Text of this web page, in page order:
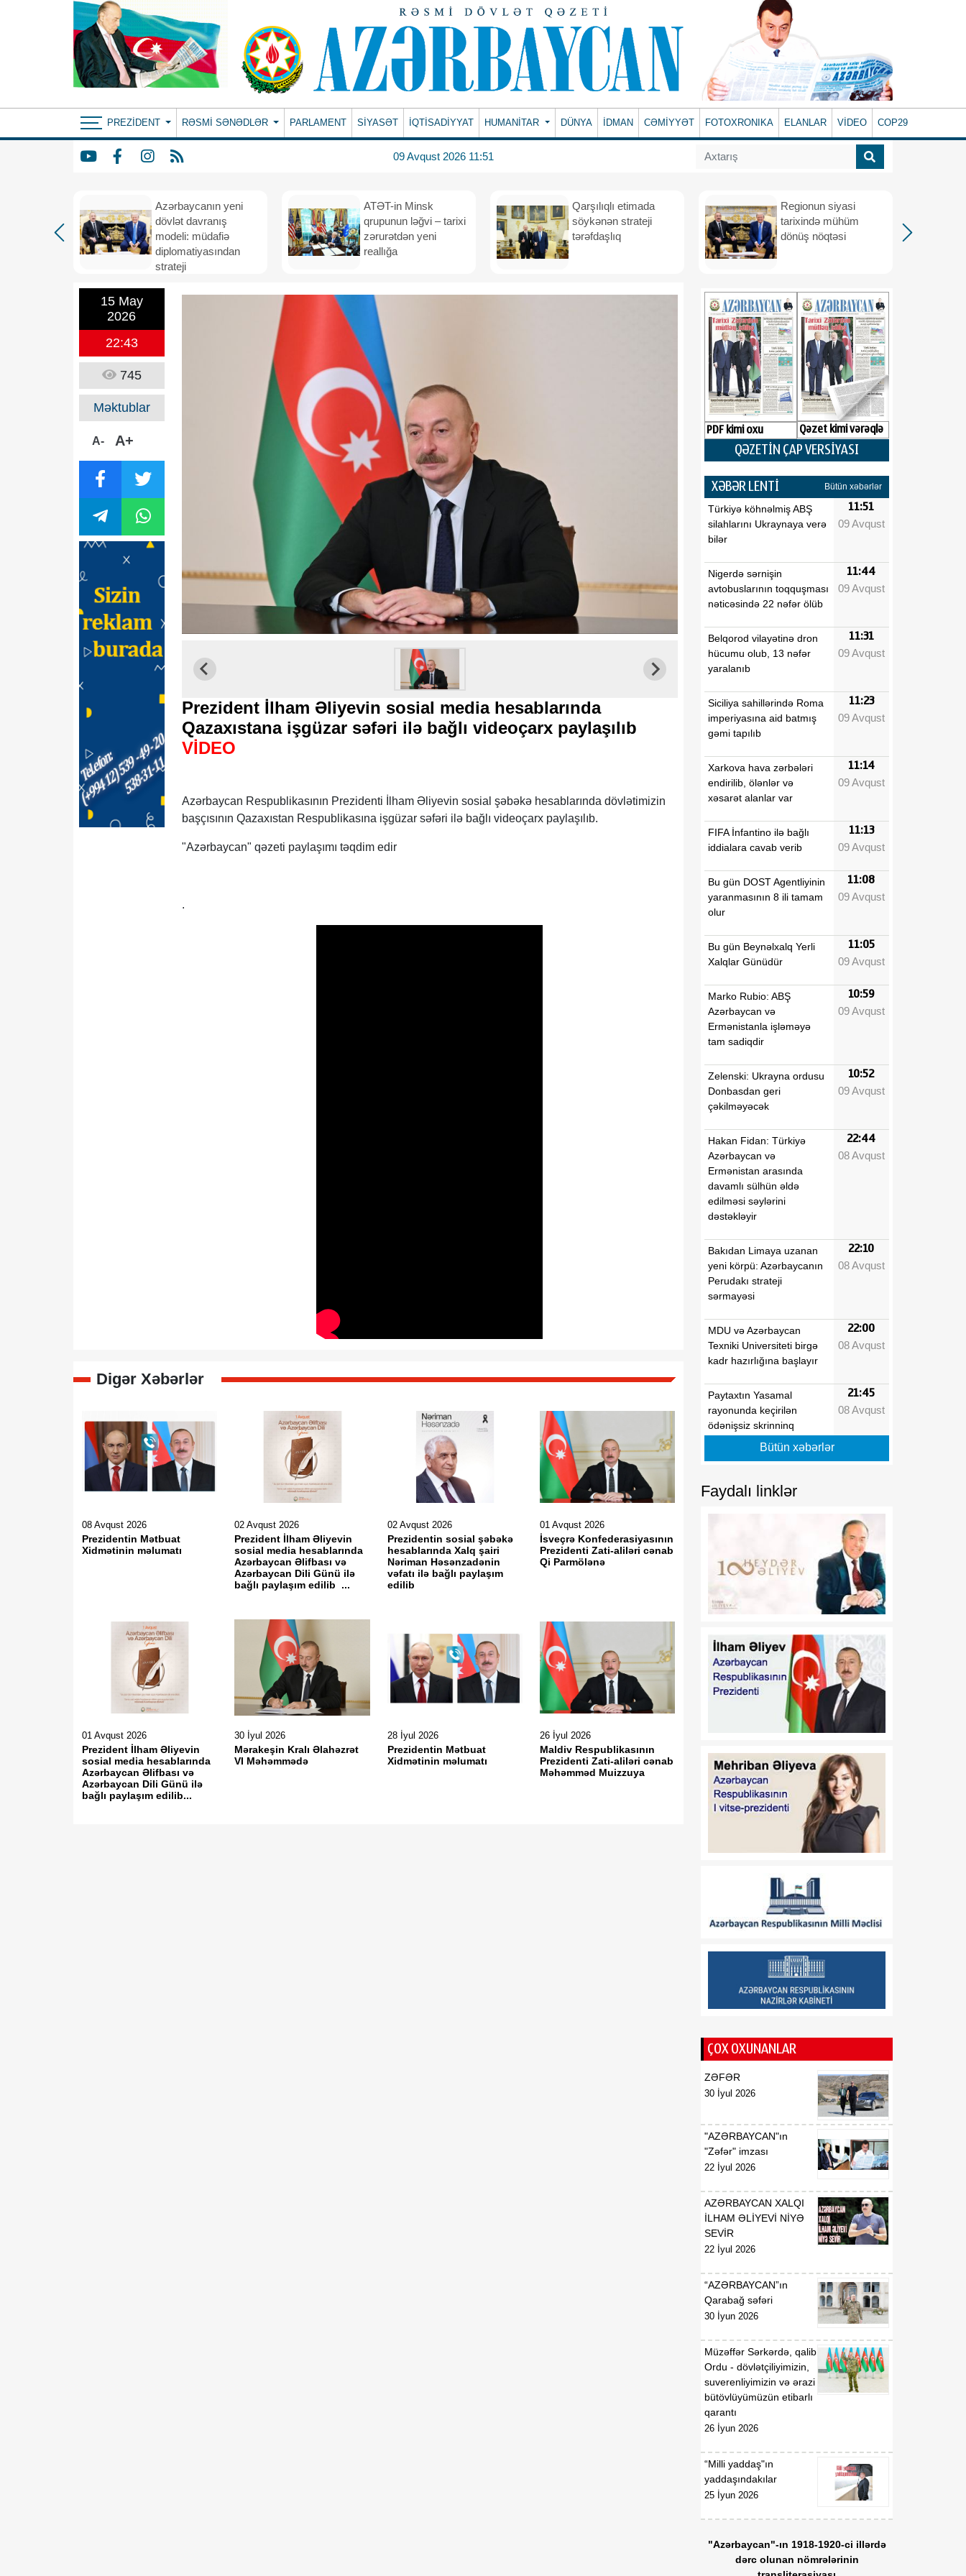
PREZIDENT RƏSMI SƏNƏDLƏR PARLAMENT SİYASƏT İQTİSADİYYAT HUMANITAR DÜNYA İDMAN CƏMİYYƏT FOTOXRONIKA ELANLAR VİDEO COP29
09 Avqust 2026 11:51
Azərbaycanın yeni
dövlət davranış
modeli: müdafiə
diplomatiyasından
strateji
ATƏT-in Minsk
qrupunun ləğvi – tarixi
zərurətdən yeni
reallığa
Qarşılıqlı etimada
söykənən strateji
tərəfdaşlıq
Regionun siyasi
tarixində mühüm
dönüş nöqtəsi
15 May
2026
22:43
745
Məktublar
A- A+
Prezident İlham Əliyevin sosial media hesablarında
Qazaxıstana işgüzar səfəri ilə bağlı videoçarx paylaşılıb
VİDEO
Azərbaycan Respublikasının Prezidenti İlham Əliyevin sosial şəbəkə hesablarında dövlətimizin
başçısının Qazaxıstan Respublikasına işgüzar səfəri ilə bağlı videoçarx paylaşılıb.
"Azərbaycan" qəzeti paylaşımı təqdim edir
.
Digər Xəbərlər
08 Avqust 2026
Prezidentin Mətbuat
Xidmətinin məlumatı
02 Avqust 2026
Prezident İlham Əliyevin
sosial media hesablarında
Azərbaycan Əlifbası və
Azərbaycan Dili Günü ilə
bağlı paylaşım edilib ...
02 Avqust 2026
Prezidentin sosial şəbəkə
hesablarında Xalq şairi
Nəriman Həsənzadənin
vəfatı ilə bağlı paylaşım
edilib
01 Avqust 2026
İsveçrə Konfederasiyasının
Prezidenti Zati-aliləri cənab
Qi Parmölənə
01 Avqust 2026
Prezident İlham Əliyevin
sosial media hesablarında
Azərbaycan Əlifbası və
Azərbaycan Dili Günü ilə
bağlı paylaşım edilib...
30 İyul 2026
Mərakeşin Kralı Əlahəzrət
VI Məhəmmədə
28 İyul 2026
Prezidentin Mətbuat
Xidmətinin məlumatı
26 İyul 2026
Maldiv Respublikasının
Prezidenti Zati-aliləri cənab
Məhəmməd Muizzuya
PDF kimi oxu Qəzet kimi vərəqlə
QƏZETİN ÇAP VERSİYASI
XƏBƏR LENTİ Bütün xəbərlər
Türkiyə köhnəlmiş ABŞ
silahlarını Ukraynaya verə
bilər
11:51
09 Avqust
Nigerdə sərnişin
avtobuslarının toqquşması
nəticəsində 22 nəfər ölüb
11:44
09 Avqust
Belqorod vilayətinə dron
hücumu olub, 13 nəfər
yaralanıb
11:31
09 Avqust
Siciliya sahillərində Roma
imperiyasına aid batmış
gəmi tapılıb
11:23
09 Avqust
Xarkova hava zərbələri
endirilib, ölənlər və
xəsarət alanlar var
11:14
09 Avqust
FIFA İnfantino ilə bağlı
iddialara cavab verib
11:13
09 Avqust
Bu gün DOST Agentliyinin
yaranmasının 8 ili tamam
olur
11:08
09 Avqust
Bu gün Beynəlxalq Yerli
Xalqlar Günüdür
11:05
09 Avqust
Marko Rubio: ABŞ
Azərbaycan və
Ermənistanla işləməyə
tam sadiqdir
10:59
09 Avqust
Zelenski: Ukrayna ordusu
Donbasdan geri
çəkilməyəcək
10:52
09 Avqust
Hakan Fidan: Türkiyə
Azərbaycan və
Ermənistan arasında
davamlı sülhün əldə
edilməsi səylərini
dəstəkləyir
22:44
08 Avqust
Bakıdan Limaya uzanan
yeni körpü: Azərbaycanın
Perudakı strateji
sərmayəsi
22:10
08 Avqust
MDU və Azərbaycan
Texniki Universiteti birgə
kadr hazırlığına başlayır
22:00
08 Avqust
Paytaxtın Yasamal
rayonunda keçirilən
ödənişsiz skrinninq
aksiyasında 400-ə yaxın
21:45
08 Avqust
Xocavənddə buldozerin
Vaşinqton Zirvə
Görüşünün ildönümü
münasibətilə ABŞ
Prezidentinə məktub
21:15
08 Avqust
Vaşinqton görüşü
regionda inkişaf və
tərəqqiyə yol açıb
21:00
08 Avqust
Vaşinqton Bəyannaməsi –
işləyən sülh modeli
Türk ekspert: Vaşinqton
görüşü Prezident İlham
Əliyevin diplomatiyasının
20:15
08 Avqust
ilə Ermənistan arasında
əldə olunan razılaşma
sülh prosesinin
yaradıb
Xidmətinin məlumatı
Bütün xəbərlər
Faydalı linklər
ÇOX OXUNANLAR
ZƏFƏR
30 İyul 2026
"AZƏRBAYCAN"ın
"Zəfər" imzası
22 İyul 2026
AZƏRBAYCAN XALQI
İLHAM ƏLİYEVİ NİYƏ
SEVİR
22 İyul 2026
“AZƏRBAYCAN”ın
Qarabağ səfəri
30 İyun 2026
Müzəffər Sərkərdə, qalib
Ordu - dövlətçiliyimizin,
suverenliyimizin və ərazi
bütövlüyümüzün etibarlı
qarantı
26 İyun 2026
“Milli yaddaş"ın
yaddaşındakılar
25 İyun 2026
"Azərbaycan"-ın 1918-1920-ci illərdə
dərc olunan nömrələrinin